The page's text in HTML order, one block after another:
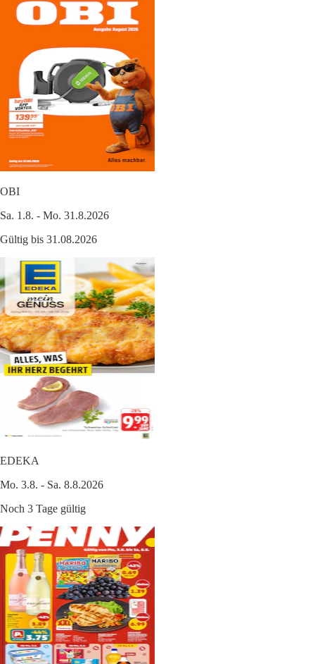
OBI
Sa. 1.8. - Mo. 31.8.2026
Gültig bis 31.08.2026
EDEKA
Mo. 3.8. - Sa. 8.8.2026
Noch 3 Tage gültig